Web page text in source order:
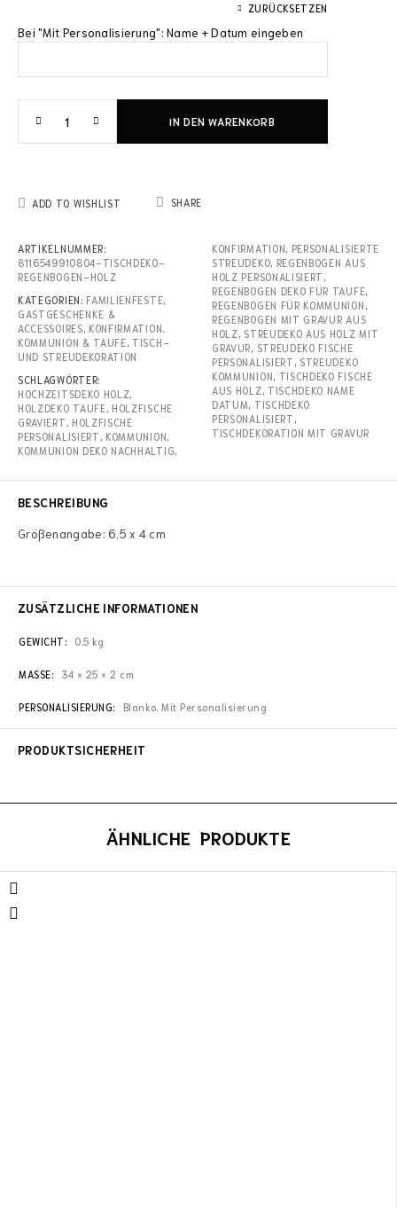
ZURÜCKSETZEN
Bei "Mit Personalisierung": Name + Datum eingeben
IN DEN WARENKORB
ADD TO WISHLIST SHARE
ARTIKELNUMMER:
8116549910804-TISCHDEKO-
REGENBOGEN-HOLZ
KATEGORIEN:FAMILIENFESTE,
GASTGESCHENKE &
ACCESSOIRES, KONFIRMATION,
KOMMUNION & TAUFE, TISCH-
UND STREUDEKORATION
SCHLAGWÖRTER:
HOCHZEITSDEKO HOLZ,
HOLZDEKO TAUFE, HOLZFISCHE
GRAVIERT , HOLZFISCHE
PERSONALISIERT , KOMMUNION,
KOMMUNION DEKO NACHHALTIG,
KONFIRMATION, PERSONALISIERTE
STREUDEKO, REGENBOGEN AUS
HOLZ PERSONALISIERT ,
REGENBOGEN DEKO FÜR TAUFE,
REGENBOGEN FÜR KOMMUNION ,
REGENBOGEN MIT GRAVUR AUS
HOLZ, STREUDEKO AUS HOLZ MIT
GRAVUR, STREUDEKO FISCHE
PERSONALISIERT , STREUDEKO
KOMMUNION, TISCHDEKO FISCHE
AUS HOLZ, TISCHDEKO NAME
DATUM, TISCHDEKO
PERSONALISIERT ,
TISCHDEKORATION MIT GRAVUR
BESCHREIBUNG
Größenangabe: 6,5 x 4 cm
ZUSÄTZLICHE INFORMATIONEN
GEWICHT 0,5 kg
MASSE 34 × 25 × 2 cm
PERSONALISIERUNG Blanko, Mit Personalisierung
PRODUKTSICHERHEIT
ÄHNLICHE PRODUKTE